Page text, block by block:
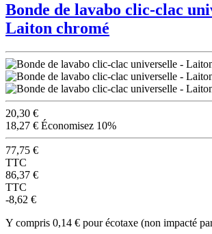
Bonde de lavabo clic-clac
Laiton chromé
20,30 €
18,27 € Économisez 10%
77,75 €
TTC
86,37 €
TTC
-8,62 €
Y compris 0,14 € pour écotaxe (non impacté